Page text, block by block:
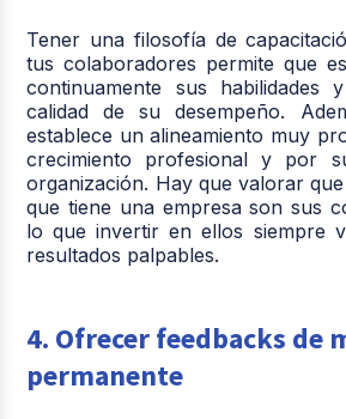
Tener una filosofía de
tus colaboradores permite que
continuamente sus habilidades
calidad de su desempeño.
establece un alineamiento muy
crecimiento profesional y por
organización. Hay que valorar
que tiene una empresa son sus
lo que invertir en ellos siempre
resultados palpables.
4. Ofrecer feedbacks de
permanente